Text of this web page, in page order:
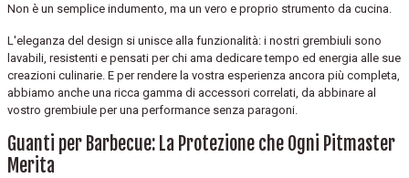
Non è un semplice indumento, ma un vero e proprio strumento da cucina.
L'eleganza del design si unisce alla funzionalità: i nostri grembiuli sono
lavabili, resistenti e pensati per chi ama dedicare tempo ed energia alle sue
creazioni culinarie. E per rendere la vostra esperienza ancora più completa,
abbiamo anche una ricca gamma di accessori correlati, da abbinare al
vostro grembiule per una performance senza paragoni.
Guanti per Barbecue: La Protezione che Ogni Pitmaster
Merita